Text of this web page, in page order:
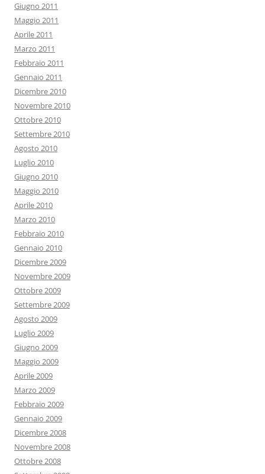
Giugno 2011
Maggio 2011
Aprile 2011
Marzo 2011
Febbraio 2011
Gennaio 2011
Dicembre 2010
Novembre 2010
Ottobre 2010
Settembre 2010
Agosto 2010
Luglio 2010
Giugno 2010
Maggio 2010
Aprile 2010
Marzo 2010
Febbraio 2010
Gennaio 2010
Dicembre 2009
Novembre 2009
Ottobre 2009
Settembre 2009
Agosto 2009
Luglio 2009
Giugno 2009
Maggio 2009
Aprile 2009
Marzo 2009
Febbraio 2009
Gennaio 2009
Dicembre 2008
Novembre 2008
Ottobre 2008